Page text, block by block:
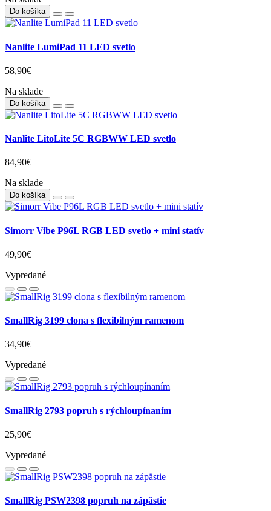
99,00€
Vypredané
Phottix M180 LED Rose Gold
64,90€
Na sklade
Nanlite LumiPad 11 LED svetlo
58,90€
Na sklade
Nanlite LitoLite 5C RGBWW LED svetlo
84,90€
Na sklade
Simorr Vibe P96L RGB LED svetlo + mini statív
49,90€
Vypredané
SmallRig 3199 clona s flexibilným ramenom
34,90€
Vypredané